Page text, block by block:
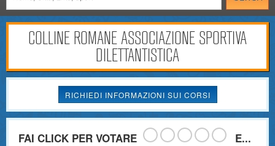
COLLINE ROMANE ASSOCIAZIONE SPORTIVA
DILETTANTISTICA
RICHIEDI INFORMAZIONI SUI CORSI
FAI CLICK PER VOTARE E...